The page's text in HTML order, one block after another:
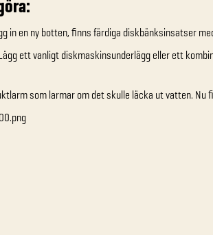
in en ny botten, finns färdiga diskbänksinsatser
ett vanligt diskmaskinsunderlägg eller ett
som larmar om det skulle läcka ut vatten. Nu